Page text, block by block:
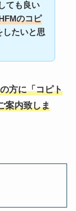
ても良い
のコピ
したいと思
方に「コピト
案内致しま